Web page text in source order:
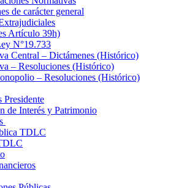
de carácter general
Artículo 39h)
N°19.733
Central – Dictámenes (Histórico)
– Resoluciones (Histórico)
– Resoluciones (Histórico)
Presidente
de Interés y Patrimonio
TDLC